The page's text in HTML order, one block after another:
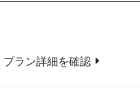
プラン詳細を確認